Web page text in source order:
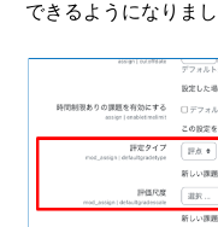
できるようになりまし